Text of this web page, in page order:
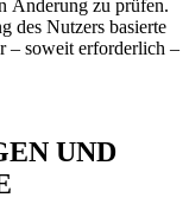
Änderung zu prüfen.
des Nutzers basierte
– soweit erforderlich –
UND